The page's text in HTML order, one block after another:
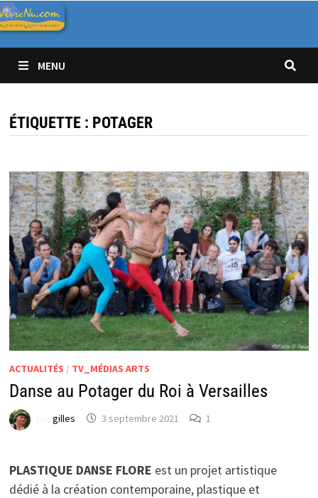
Passer
au
contenu
MENU
ÉTIQUETTE : POTAGER
ACTUALITÉS / TV_MÉDIAS ARTS
Danse au Potager du Roi à Versailles
gilles 3 septembre 2021 1
PLASTIQUE DANSE FLORE est un projet artistique
dédié à la création contemporaine, plastique et